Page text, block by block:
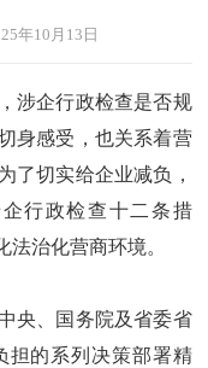
年10月13日
涉企行政检查是否规
身感受，也关系着营
了切实给企业减负，
行政检查十二条措
治化营商环境。
央、国务院及省委省
担的系列决策部署精